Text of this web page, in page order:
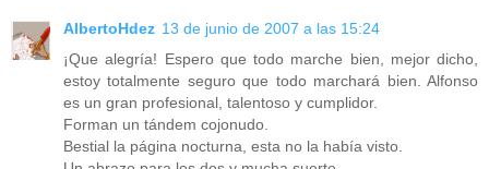
AlbertoHdez 13 de junio de 2007 a las 15:24
¡Que alegría! Espero que todo marche bien, mejor dicho,
estoy totalmente seguro que todo marchará bien. Alfonso
es un gran profesional, talentoso y cumplidor.
Forman un tándem cojonudo.
Bestial la página nocturna, esta no la había visto.